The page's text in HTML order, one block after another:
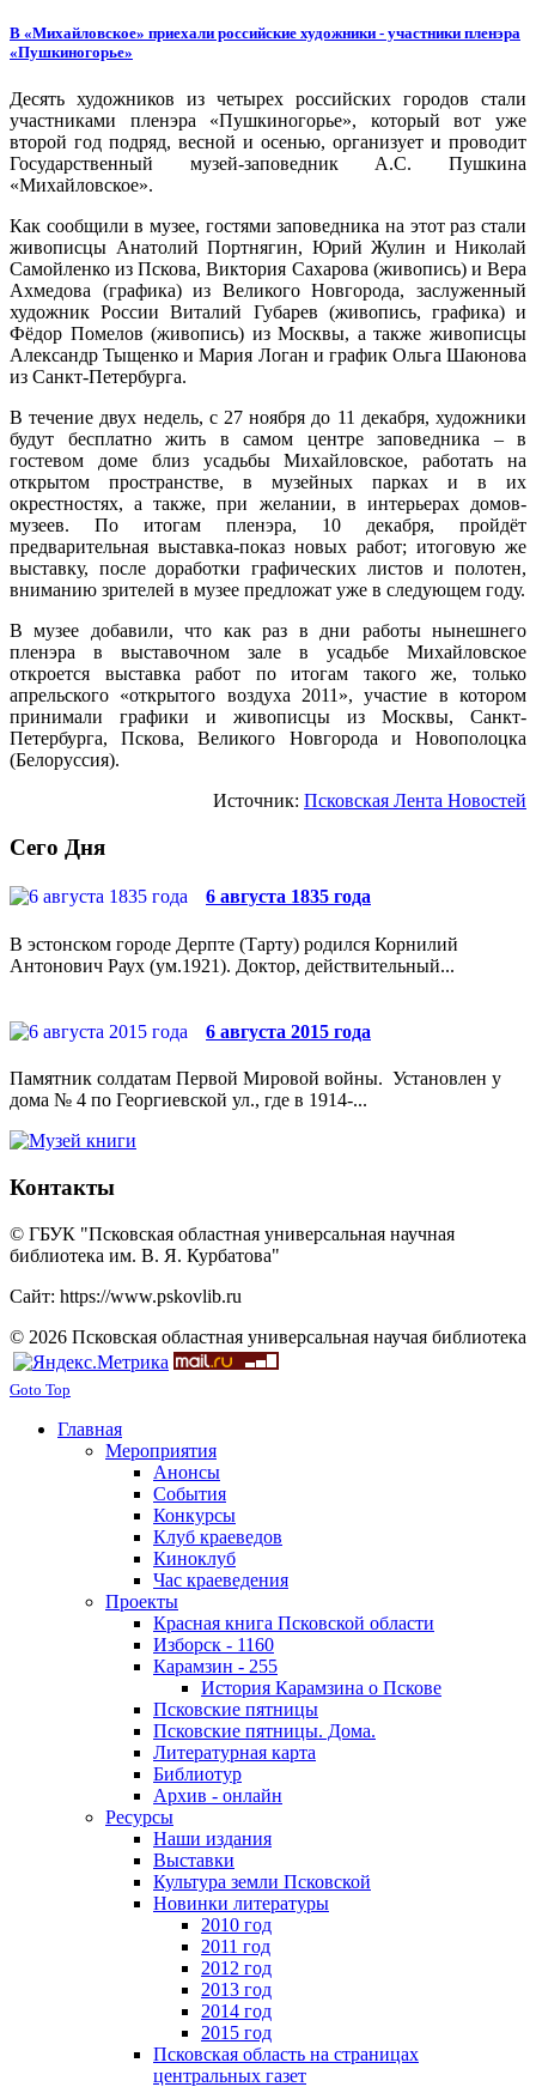
В «Михайловское» приехали российские художники - участники пленэра
«Пушкиногорье»
Десять художников из четырех российских городов стали
участниками пленэра «Пушкиногорье», который вот уже
второй год подряд, весной и осенью, организует и проводит
Государственный музей-заповедник А.С. Пушкина
«Михайловское».
Как сообщили в музее, гостями заповедника на этот раз стали
живописцы Анатолий Портнягин, Юрий Жулин и Николай
Самойленко из Пскова, Виктория Сахарова (живопись) и Вера
Ахмедова (графика) из Великого Новгорода, заслуженный
художник России Виталий Губарев (живопись, графика) и
Фёдор Помелов (живопись) из Москвы, а также живописцы
Александр Тыщенко и Мария Логан и график Ольга Шаюнова
из Санкт-Петербурга.
В течение двух недель, с 27 ноября до 11 декабря, художники
будут бесплатно жить в самом центре заповедника – в
гостевом доме близ усадьбы Михайловское, работать на
открытом пространстве, в музейных парках и в их
окрестностях, а также, при желании, в интерьерах домов-
музеев. По итогам пленэра, 10 декабря, пройдёт
предварительная выставка-показ новых работ; итоговую же
выставку, после доработки графических листов и полотен,
вниманию зрителей в музее предложат уже в следующем году.
В музее добавили, что как раз в дни работы нынешнего
пленэра в выставочном зале в усадьбе Михайловское
откроется выставка работ по итогам такого же, только
апрельского «открытого воздуха 2011», участие в котором
принимали графики и живописцы из Москвы, Санкт-
Петербурга, Пскова, Великого Новгорода и Новополоцка
(Белоруссия).
Источник: Псковская Лента Новостей
Сего Дня
6 августа 1835 года
В эстонском городе Дерпте (Тарту) родился Корнилий
Антонович Раух (ум.1921). Доктор, действительный...
6 августа 2015 года
Памятник солдатам Первой Мировой войны. Установлен у
дома № 4 по Георгиевской ул., где в 1914-...
Контакты
© ГБУК "Псковская областная универсальная научная
библиотека им. В. Я. Курбатова"
Сайт: https://www.pskovlib.ru
© 2026 Псковская областная универсальная научая библиотека
Goto Top
Главная
Мероприятия
Анонсы
События
Конкурсы
Клуб краеведов
Киноклуб
Час краеведения
Проекты
Красная книга Псковской области
Изборск - 1160
Карамзин - 255
История Карамзина о Пскове
Псковские пятницы
Псковские пятницы. Дома.
Литературная карта
Библиотур
Архив - онлайн
Ресурсы
Наши издания
Выставки
Культура земли Псковской
Новинки литературы
2010 год
2011 год
2012 год
2013 год
2014 год
2015 год
Псковская область на страницах
центральных газет